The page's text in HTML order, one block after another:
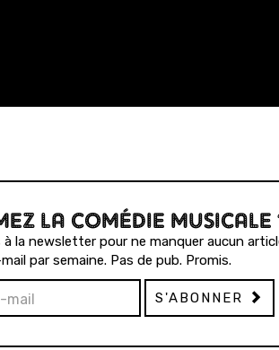
LA COMÉDIE MUSICALE
la newsletter pour ne manquer aucun
par semaine. Pas de pub. Promis.
S'ABONNER